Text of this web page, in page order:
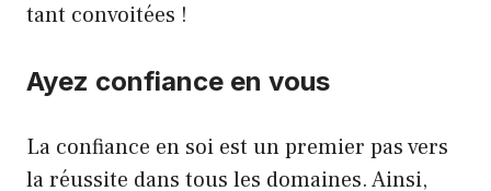
tant convoitées !
Ayez confiance en vous
La confiance en soi est un premier pas vers
la réussite dans tous les domaines. Ainsi,